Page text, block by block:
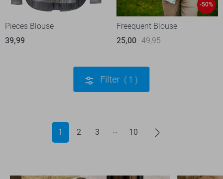
Pieces Blouse
39,99
-50%
Freequent Blouse
25,00 49,95
Filter 1
1 2 3 10